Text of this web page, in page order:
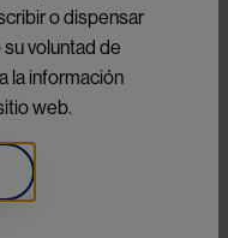
o dispensar
voluntad de
la información
web.